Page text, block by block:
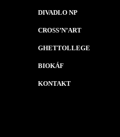
DIVADLO NP
CROSS’N’ART
GHETTOLLEGE
BIOKÁF
KONTAKT